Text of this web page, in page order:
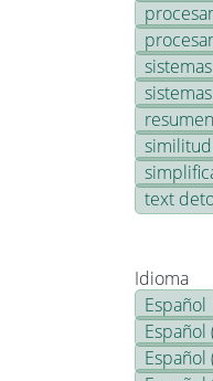
text
Idioma
Español
Español
Español